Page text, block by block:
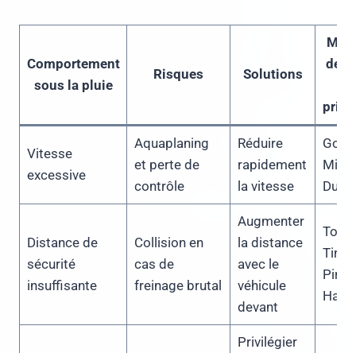
Comportement
sous la pluie
Risques Solutions
de
Vitesse
excessive
Aquaplaning
et perte de
contrôle
Réduire
rapidement
la vitesse
Distance de
sécurité
insuffisante
Collision en
cas de
freinage brutal
Augmenter
la distance
avec le
véhicule
devant
Toyo
Tires,
Privilégier